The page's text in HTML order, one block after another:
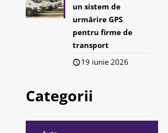
un sistem de
urmărire GPS
pentru firme de
transport
19 iunie 2026
Categorii